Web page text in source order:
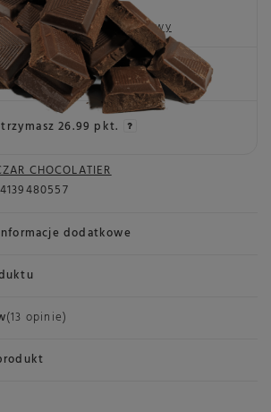
CHOCOLATIER
dodatkowe
(13 opinie)
zł
formy i koszty dostawy
14dni
26.99 pkt.